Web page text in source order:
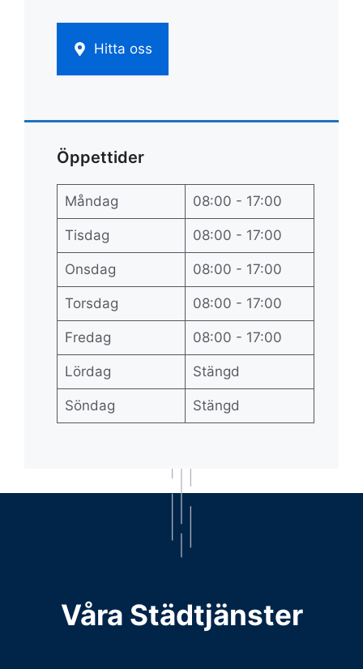
Hitta oss
Öppettider
Måndag 08:00 - 17:00
Tisdag 08:00 - 17:00
Onsdag 08:00 - 17:00
Torsdag 08:00 - 17:00
Fredag 08:00 - 17:00
Lördag Stängd
Söndag Stängd
Våra Städtjänster